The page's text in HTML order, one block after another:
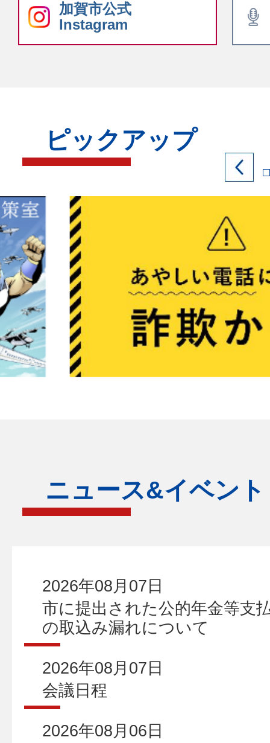
加賀市公式
Instagram
ピックアップ
ニュース&イベント
2026年08月07日
市に提出された公的年金等支
の取込み漏れについて
2026年08月07日
会議日程
2026年08月06日